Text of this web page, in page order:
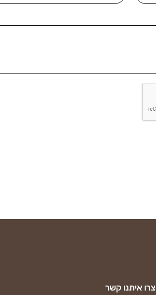
צרו איתנו קשר